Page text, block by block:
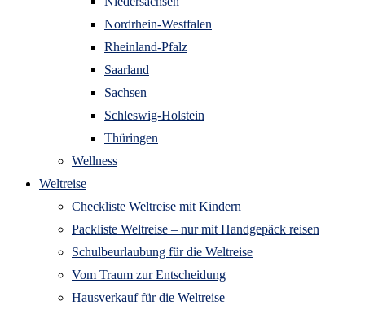
Nordrhein-Westfalen
Rheinland-Pfalz
Saarland
Sachsen
Schleswig-Holstein
Thüringen
Wellness
Weltreise
Checkliste Weltreise mit Kindern
Packliste Weltreise – nur mit Handgepäck reisen
Schulbeurlaubung für die Weltreise
Vom Traum zur Entscheidung
Hausverkauf für die Weltreise